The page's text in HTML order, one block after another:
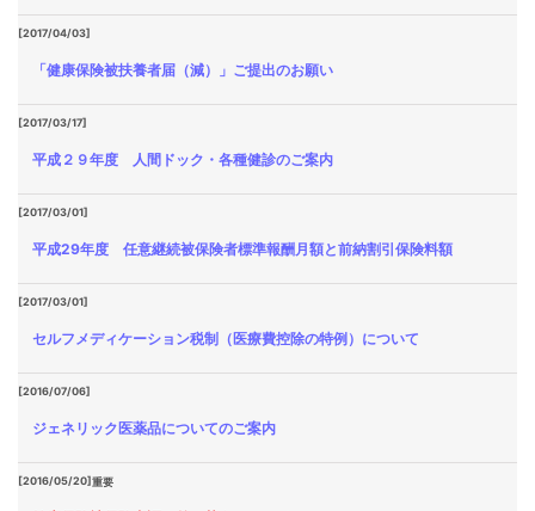
[2017/04/03]
「健康保険被扶養者届（減）」ご提出のお願い
[2017/03/17]
平成２９年度 人間ドック・各種健診のご案内
[2017/03/01]
平成29年度 任意継続被保険者標準報酬月額と前納割引保険料額
[2017/03/01]
セルフメディケーション税制（医療費控除の特例）について
[2016/07/06]
ジェネリック医薬品についてのご案内
[2016/05/20]重要